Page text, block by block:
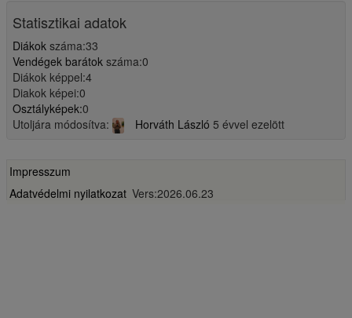
Statisztikai adatok
Diákok száma:33
Vendégek barátok száma:0
Diákok képpel:4
Diakok képei:0
Osztályképek:0
Utoljára módosítva:
Horváth László 5 évvel ezelött
Impresszum
Adatvédelmi nyilatkozat Vers:2026.06.23